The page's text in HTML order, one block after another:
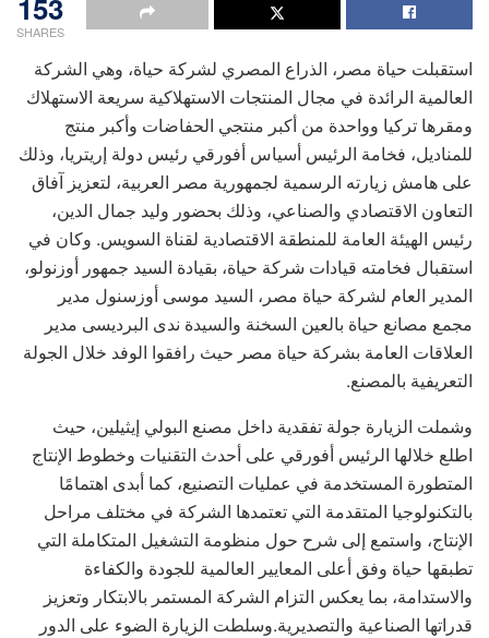
153
SHARES
استقبلت حياة مصر، الذراع المصري لشركة حياة، وهي الشركة
العالمية الرائدة في مجال المنتجات الاستهلاكية سريعة الاستهلاك
ومقرها تركيا وواحدة من أكبر منتجي الحفاضات وأكبر منتج
للمناديل، فخامة الرئيس أسياس أفورقي رئيس دولة إريتريا، وذلك
على هامش زيارته الرسمية لجمهورية مصر العربية، لتعزيز آفاق
التعاون الاقتصادي والصناعي، وذلك بحضور وليد جمال الدين،
رئيس الهيئة العامة للمنطقة الاقتصادية لقناة السويس. وكان في
استقبال فخامته قيادات شركة حياة، بقيادة السيد جمهور أوزنولو،
المدير العام لشركة حياة مصر، السيد موسى أوزسنول مدير
مجمع مصانع حياة بالعين السخنة والسيدة ندى البرديسى مدير
العلاقات العامة بشركة حياة مصر حيث رافقوا الوفد خلال الجولة
التعريفية بالمصنع.
وشملت الزيارة جولة تفقدية داخل مصنع البولي إيثيلين، حيث
اطلع خلالها الرئيس أفورقي على أحدث التقنيات وخطوط الإنتاج
المتطورة المستخدمة في عمليات التصنيع، كما أبدى اهتمامًا
بالتكنولوجيا المتقدمة التي تعتمدها الشركة في مختلف مراحل
الإنتاج، واستمع إلى شرح حول منظومة التشغيل المتكاملة التي
تطبقها حياة وفق أعلى المعايير العالمية للجودة والكفاءة
والاستدامة، بما يعكس التزام الشركة المستمر بالابتكار وتعزيز
قدراتها الصناعية والتصديرية.وسلطت الزيارة الضوء على الدور